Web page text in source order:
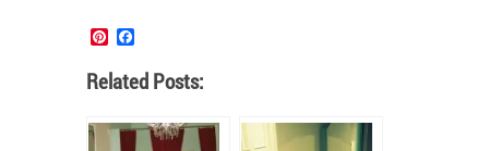
Pinterest
Related Posts: